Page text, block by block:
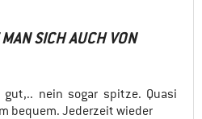
SICH AUCH VON
nein sogar spitze. Quasi
bequem. Jederzeit wieder